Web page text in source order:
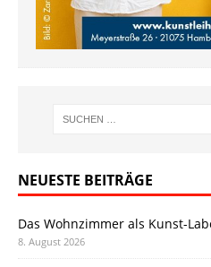
NEUESTE BEITRÄGE
Das Wohnzimmer als Kunst-
8. August 2026